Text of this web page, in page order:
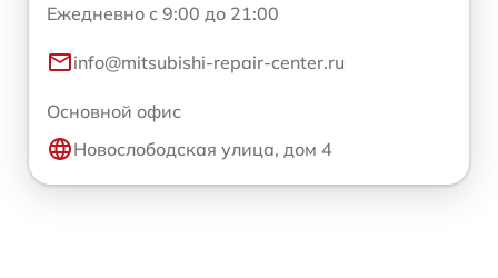
Ежедневно с 9:00 до 21:00
info@mitsubishi-repair-center.ru
Основной офис
Новослободская улица, дом 4